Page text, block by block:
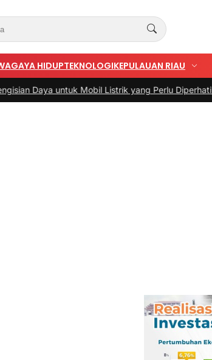
GAYA HIDUPTEKNOLOGIKEPULAUAN RIAU
untuk Mobil Listrik yang Perlu Diperhatikan|#3 -